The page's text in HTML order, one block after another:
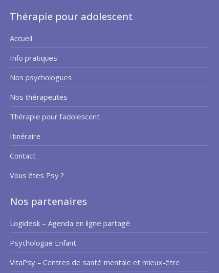
Thérapie pour adolescent
Accueil
Info pratiques
Nos psychologues
Nos thérapeutes
Thérapie pour l’adolescent
Itinéraire
Contact
Vous êtes Psy ?
Nos partenaires
Logidesk – Agenda en ligne partagé
Psychologue Enfant
VitaPsy – Centres de santé mentale et mieux-être